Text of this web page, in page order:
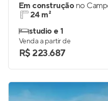
Em construçãono
24 m²
studio e 1
Venda a partir de
R$ 223.687